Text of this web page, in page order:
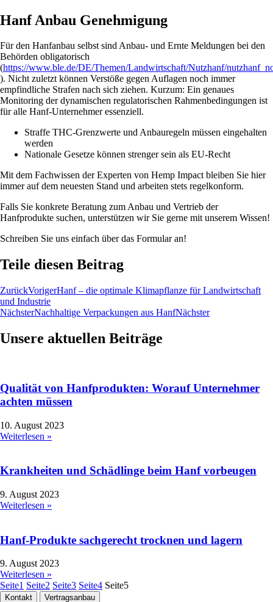
Hanf Anbau Genehmigung
Für den Hanfanbau selbst sind Anbau- und Ernte Meldungen bei den
Behörden obligatorisch
(https://www.ble.de/DE/Themen/Landwirtschaft/Nutzhanf/
). Nicht zuletzt können Verstöße gegen Auflagen noch immer
empfindliche Strafen nach sich ziehen. Kurzum: Ein genaues
Monitoring der dynamischen regulatorischen Rahmenbedingungen ist
für alle Hanf-Unternehmer essenziell.
Straffe THC-Grenzwerte und Anbauregeln müssen eingehalten
werden
Nationale Gesetze können strenger sein als EU-Recht
Mit dem Fachwissen der Experten von Hemp Impact bleiben Sie hier
immer auf dem neuesten Stand und arbeiten stets regelkonform.
Falls Sie konkrete Beratung zum Anbau und Vertrieb der
Hanfprodukte suchen, unterstützen wir Sie gerne mit unserem Wissen!
Schreiben Sie uns einfach über das Formular an!
Teile diesen Beitrag
ZurückVorigerHanf – die optimale Klimapflanze für Landwirtschaft
und Industrie
NächsterNachhaltige Verpackungen aus HanfNächster
Unsere aktuellen Beiträge
Qualität von Hanfprodukten: Worauf Unternehmer
achten müssen
10. August 2023
Weiterlesen »
Krankheiten und Schädlinge beim Hanf vorbeugen
9. August 2023
Weiterlesen »
Hanf-Produkte sachgerecht trocknen und lagern
9. August 2023
Weiterlesen »
Seite1 Seite2 Seite3 Seite4 Seite5
Kontakt Vertragsanbau